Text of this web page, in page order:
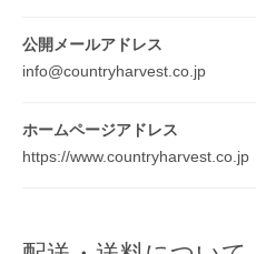
公開メールアドレス
info@countryharvest.co.jp
ホームページアドレス
https://www.countryharvest.co.jp